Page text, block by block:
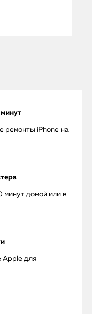
ремонты iPhone на
домой или в
Apple для